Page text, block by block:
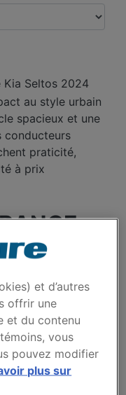
Kia Seltos 2024
au style urbain
spacieux et une
conducteurs
praticité,
à prix
2024
du Kia
passant
stabiliser en 2026.
modérée des
disponible.
et d’autres
offrir une
et du contenu
vous
pouvez modifier
plus sur